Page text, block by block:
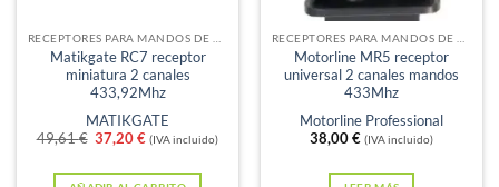
Matikgate RC7 receptor
miniatura 2 canales
433,92Mhz
MATIKGATE
49,61€ El
original
37,20€El
actual
(IVA incluido)
Motorline MR5 receptor
universal 2 canales mandos
433Mhz
Motorline Professional
38,00€ (IVA incluido)